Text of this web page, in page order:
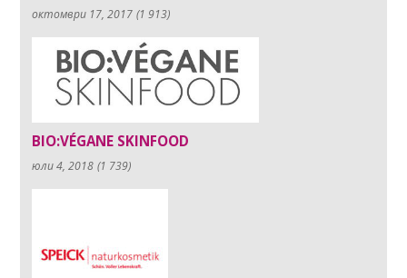
октомври 17, 2017 (1 913)
BIO:VÉGANE SKINFOOD
юли 4, 2018 (1 739)